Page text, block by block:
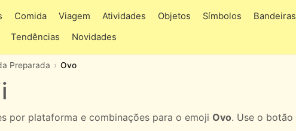
Comida Viagem Atividades Objetos Símbolos
Bandeiras
Tendências Novidades
Preparada Ovo
por plataforma e combinações para o emoji Ovo. Use o botão